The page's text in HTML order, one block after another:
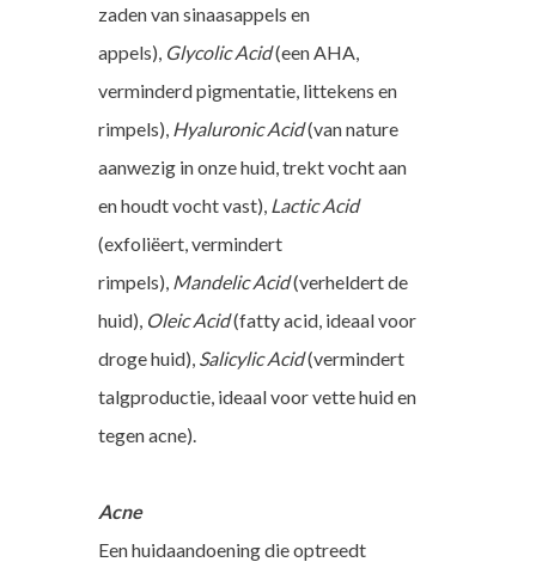
zaden van sinaasappels en
appels), Glycolic Acid(een AHA,
verminderd pigmentatie, littekens en
rimpels), Hyaluronic Acid(van nature
aanwezig in onze huid, trekt vocht aan
en houdt vocht vast), Lactic Acid
(exfoliëert, vermindert
rimpels), Mandelic Acid(verheldert de
huid), Oleic Acid(fatty acid, ideaal voor
droge huid), Salicylic Acid(vermindert
talgproductie, ideaal voor vette huid en
tegen acne).
Acne
Een huidaandoening die optreedt